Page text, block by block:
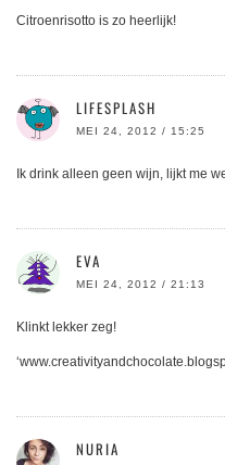
Citroenrisotto is zo heerlijk!
LIFESPLASH
MEI 24, 2012 / 15:25
Ik drink alleen geen wijn, lijkt me
EVA
MEI 24, 2012 / 21:13
Klinkt lekker zeg!
NURIA